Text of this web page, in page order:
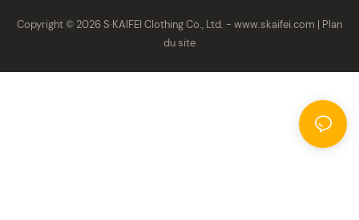
Copyright © 2026 S·KAIFEI Clothing Co., Ltd. - www.skaifei.com | Plan
du site